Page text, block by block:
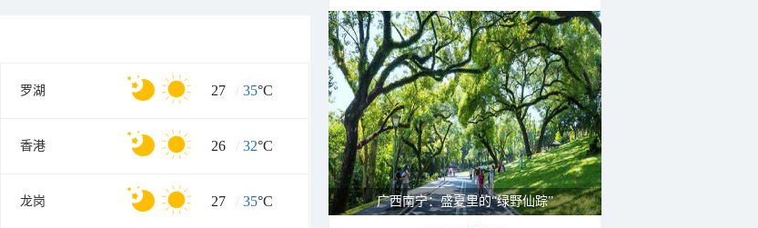
罗湖 27 / 35°C
香港 26 / 32°C
龙岗 27 / 35°C 广西南宁：盛夏里的“绿野仙踪”